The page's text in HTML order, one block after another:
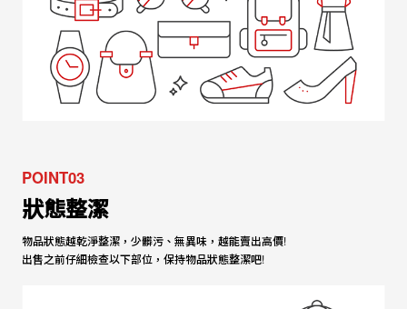
POINT03
狀態整潔
物品狀態越乾淨整潔，少髒污、無異味，越能賣出高價!
出售之前仔細檢查以下部位，保持物品狀態整潔吧!